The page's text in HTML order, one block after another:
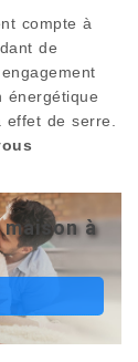
compte à
de
énergétique
de serre.
à